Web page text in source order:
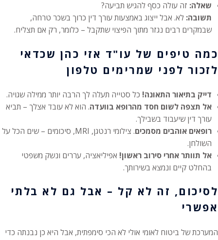
שאלה: זה עולה כסף להגיש תביעה?
תשובה: לא. אבל ייצוג באמצעות עורך דין כרוך בשכר טרחה,
שבמקרים רבים נגזר מתוך הפיצוי שתקבל – כלומר, רק אם תצליח.
כמה טיפים של עו"ד אזי כהן שכדאי
לזכור לפני שמרימים טלפון
דייק בתיאור התאונה! כל סטייה תעלה לך הרבה יותר ממילה שגויה.
אל תצפה לשום חסד מהרופא בוועדה. הוא לא עובד אצלך – תביא
עורך דין שיעבוד בשבילך.
רופאים אוהבים מסמכים
. צילומי רנטגן, MRI, סיכומים – שים הכל על
השולחן.
אל תוותר אחרי סירוב ראשון! אפיליאציה, עררים ונשק משפטי
בהחלט קיים ונמצא בשירותך.
לסיכום, זה לא קל – אבל גם לא בלתי
אפשרי
המערכת של ביטוח לאומי אולי לא הכי סימפתית, אבל היא כן נבנתה כדי